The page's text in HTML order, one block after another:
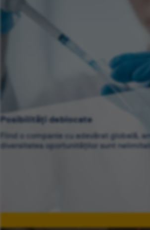
Posibilități deblocate
Fiind o companie cu adevărat globală,
diversitatea oportunităților sunt